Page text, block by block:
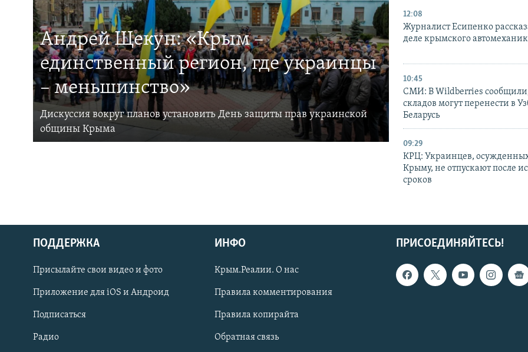
Українською
Qırımtatar
ПРИСОЕДИНЯЙТЕСЬ!
Андрей Щекун: «Крым –
единственный регион, где украинцы
– меньшинство»
Дискуссия вокруг планов установить День защиты прав украинской
общины Крыма
12:08
Журналист Есипенко
деле крымского
10:45
СМИ: В Wildberries сообщили,
складов могут перенести в
Беларусь
09:29
КРЦ: Украинцев,
Крыму, не отпускают после
сроков
ПРИСОЕДИНЯЙТЕСЬ!
ПОДДЕРЖКА
Присылайте свои видео и фото
Приложение для iOS и Андроид
Подписаться
Радио
ИНФО
Крым.Реалии. О нас
Правила комментирования
Правила копирайта
Обратная связь